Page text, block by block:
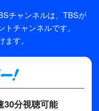
チャンネルは、 TBSが
チャンネルです。
す。
30分視聴可能